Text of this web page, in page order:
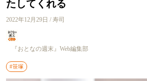
たしてくれる
2022年12月29日 / 寿司
『おとなの週末』Web編集部
#笹塚